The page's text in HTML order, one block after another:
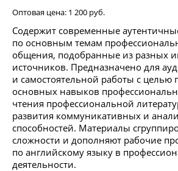
Оптовая цена: 1 200 руб.
Содержит современные
по основным темам
общения, подобранные из разных
источников. Предназначено для
и самостоятельной работы с целью
основных навыков
чтения профессиональной
развития коммуникативных и
способностей. Материалы
сложности и дополняют рабочие
по английскому языку в
деятельности.